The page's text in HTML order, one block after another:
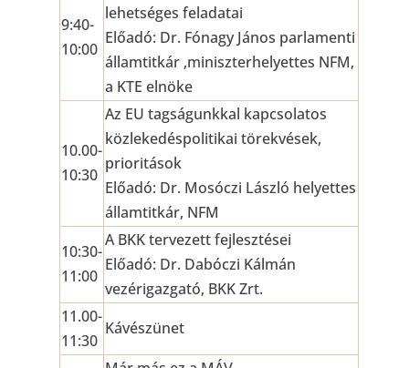
9:40-
10:00
lehetséges feladatai
Előadó: Dr. Fónagy János parlamenti
államtitkár ,miniszterhelyettes NFM,
a KTE elnöke
10.00-
10:30
Az EU tagságunkkal kapcsolatos
közlekedéspolitikai törekvések,
prioritások
Előadó: Dr. Mosóczi László helyettes
államtitkár, NFM
10:30-
11:00
A BKK tervezett fejlesztései
Előadó: Dr. Dabóczi Kálmán
vezérigazgató, BKK Zrt.
11.00-
11:30
Kávészünet